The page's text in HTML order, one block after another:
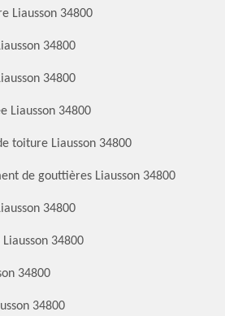
Liausson 34800
34800
34800
Liausson 34800
toiture Liausson 34800
de gouttières Liausson 34800
34800
34800
34800
34800